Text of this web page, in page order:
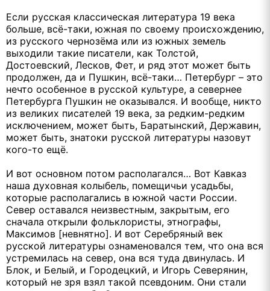
Если русская классическая литература 19 века
больше, всё-таки, южная по своему происхождению,
из русского чернозёма или из южных земель
выходили такие писатели, как Толстой,
Достоевский, Лесков, Фет, и ряд этот может быть
продолжен, да и Пушкин, всё-таки… Петербург – это
нечто особенное в русской культуре, а севернее
Петербурга Пушкин не оказывался. И вообще, никто
из великих писателей 19 века, за редким-редким
исключением, может быть, Баратынский, Державин,
может быть, знатоки русской литературы назовут
кого-то ещё.
И вот основном потом располагался… Вот Кавказ
наша духовная колыбель, помещичьи усадьбы,
которые располагались в южной части России.
Север оставался неизвестным, закрытым, его
сначала открыли фольклористы, этнографы,
Максимов [невнятно]. И вот Серебряный век
русской литературы ознаменовался тем, что она вся
устремилась на север, она вся туда двинулась. И
Блок, и Белый, и Городецкий, и Игорь Северянин,
который не зря взял такой псевдоним. Они стали